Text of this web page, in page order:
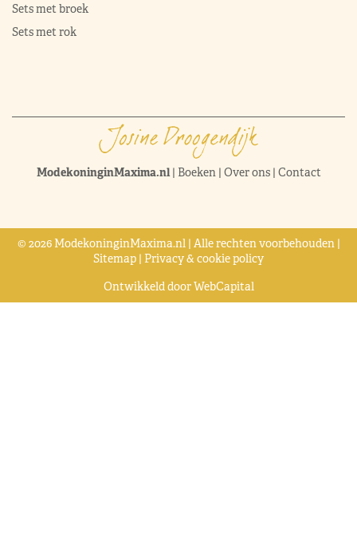
Sets met broek
Sets met rok
ModekoninginMaxima.nl| Boeken| Over ons| Contact
© 2026 ModekoninginMaxima.nl | Alle rechten voorbehouden |
Sitemap | Privacy & cookie policy
Ontwikkeld doorWebCapital